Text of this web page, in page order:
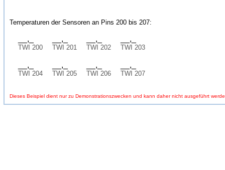
Temperaturen der Sensoren an Pins 200 bis 207:
__,_
TWI 200
__,_
TWI 201
__,_
TWI 202
__,_
TWI 203
__,_
TWI 204
__,_
TWI 205
__,_
TWI 206
__,_
TWI 207
Dieses Beispiel dient nur zu Demonstrationszwecken und kann daher nicht ausgeführt